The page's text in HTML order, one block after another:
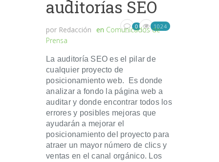
auditorías SEO
por Redacción en Comunicados de
Prensa
0 1024
La auditoría SEO es el pilar de
cualquier proyecto de
posicionamiento web. Es donde
analizar a fondo la página web a
auditar y donde encontrar todos los
errores y posibles mejoras que
ayudarán a mejorar el
posicionamiento del proyecto para
atraer un mayor número de clics y
ventas en el canal orgánico. Los